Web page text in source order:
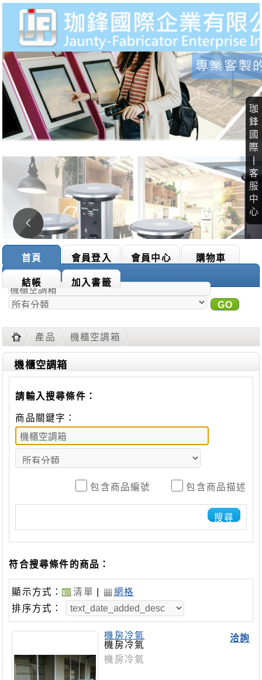
珈
鋒
國
際
客
服
中
心
首頁 會員登入 會員中心 購物車
結帳 加入書籤
商品搜尋：
GO
產品
機櫃空調箱
機櫃空調箱
請輸入搜尋條件：
商品關鍵字：
包含商品編號 包含商品描述
搜尋
符合搜尋條件的商品：
顯示方式： 清單
網格
排序方式：
洽詢
機房冷氣
機房冷氣
機房冷氣